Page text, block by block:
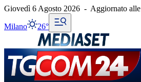
Giovedì 6 Agosto 2026 - Aggiornato alle
Milano 26°